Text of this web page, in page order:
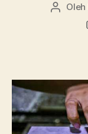
Penulis
Oleh